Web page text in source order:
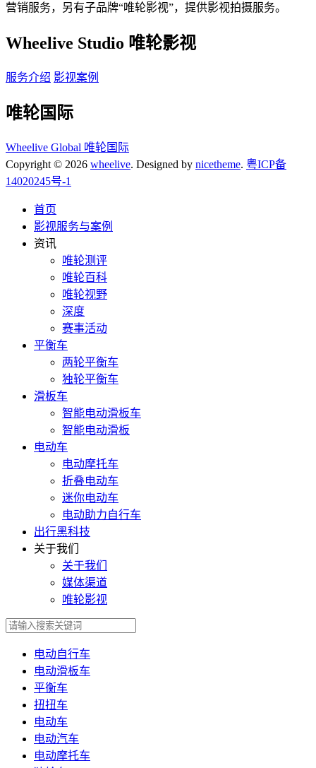
营销服务，另有子品牌“唯轮影视”，提供影视拍摄服务。
Wheelive Studio 唯轮影视
服务介绍 影视案例
唯轮国际
Wheelive Global 唯轮国际
Copyright © 2026 wheelive. Designed by nicetheme. 粤ICP备
14020245号-1
首页
影视服务与案例
资讯
唯轮测评
唯轮百科
唯轮视野
深度
赛事活动
平衡车
两轮平衡车
独轮平衡车
滑板车
智能电动滑板车
智能电动滑板
电动车
电动摩托车
折叠电动车
迷你电动车
电动助力自行车
出行黑科技
关于我们
关于我们
媒体渠道
唯轮影视
电动自行车
电动滑板车
平衡车
扭扭车
电动车
电动汽车
电动摩托车